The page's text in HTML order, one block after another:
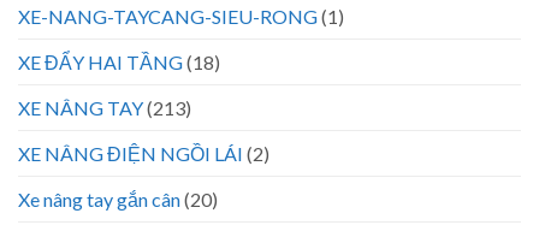
XE-NANG-TAYCANG-SIEU-RONG(1)
XE ĐẨY HAI TẦNG(18)
XE NÂNG TAY(213)
XE NÂNG ĐIỆN NGỒI LÁI (2)
Xe nâng tay gắn cân(20)